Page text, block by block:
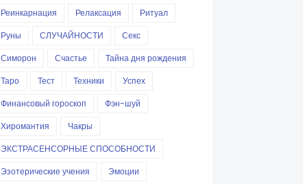
Реинкарнация
Релаксация
Ритуал
Руны
СЛУЧАЙНОСТИ
Секс
Симорон
Счастье
Тайна дня рождения
Таро
Тест Техники
Успех
Финансовый гороскоп
Фэн-шуй
Хиромантия
Чакры
ЭКСТРАСЕНСОРНЫЕ СПОСОБНОСТИ
Эзотерические учения
Эмоции